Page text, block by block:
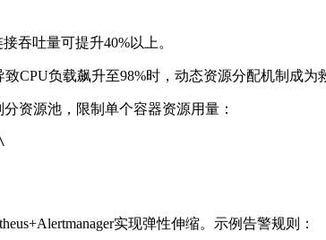
吞吐量可提升40%以上。
CPU负载飙升至98%时，动态资源分配机制成为
资源池，限制单个容器资源用量：
\
实现弹性伸缩。示例告警规则：